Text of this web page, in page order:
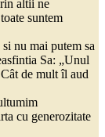
altii ne
suntem
nu mai putem sa
Sa: „Unul
de mult îl aud
cu generozitate